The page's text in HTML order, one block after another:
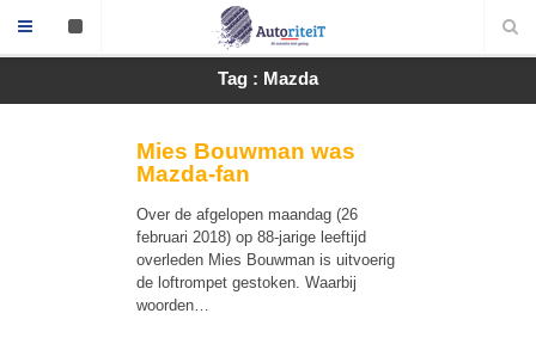
Tag : Mazda
Mies Bouwman was
Mazda-fan
Over de afgelopen maandag (26
februari 2018) op 88-jarige leeftijd
overleden Mies Bouwman is uitvoerig
de loftrompet gestoken. Waarbij
woorden…